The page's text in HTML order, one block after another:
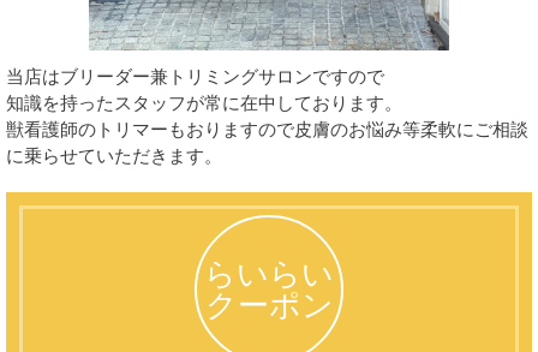
当店はブリーダー兼トリミングサロンですので
知識を持ったスタッフが常に在中しております。
獣看護師のトリマーもおりますので皮膚のお悩み等柔軟にご相談
に乗らせていただきます。
らいらい
クーポン